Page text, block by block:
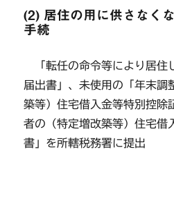
(2) 居住の用に供さなく
手続
「転任の命令等により居住
届出書」、未使用の「年末調
築等）住宅借入金等特別控除
者の（特定増改築等）住宅借
書」を所轄税務署に提出